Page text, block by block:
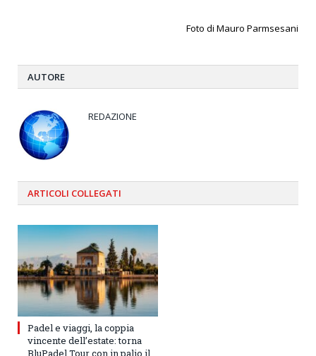
Foto di Mauro Parmsesani
AUTORE
REDAZIONE
ARTICOLI COLLEGATI
Padel e viaggi, la coppia
vincente dell’estate: torna
BluPadel Tour con in palio il